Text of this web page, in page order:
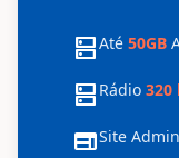
dnsAté 50GB
dns Rádio 320
webSite